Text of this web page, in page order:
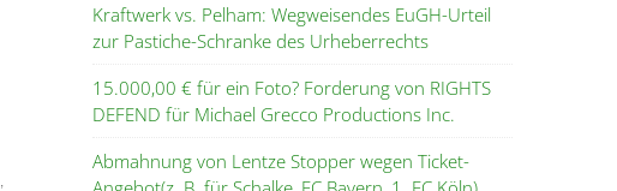
Kraftwerk vs. Pelham: Wegweisendes EuGH-Urteil
zur Pastiche-Schranke des Urheberrechts
15.000,00 € für ein Foto? Forderung von RIGHTS
DEFEND für Michael Grecco Productions Inc.
Abmahnung von Lentze Stopper wegen Ticket-